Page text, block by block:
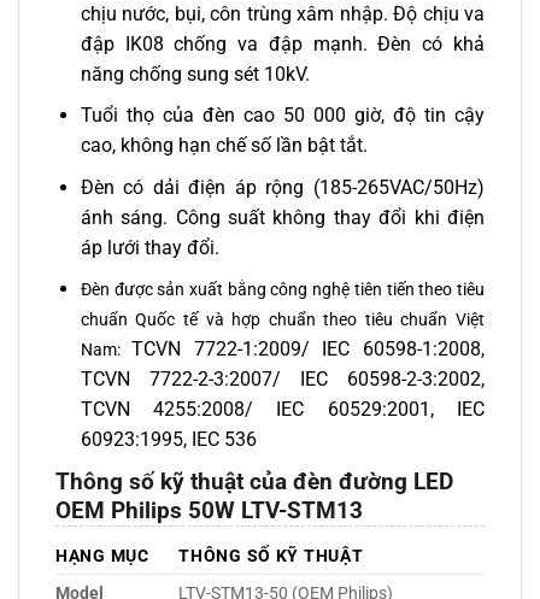
chịu nước, bụi, côn trùng xâm nhập. Độ chịu va
đập IK08 chống va đập mạnh. Đèn có khả
năng chống sung sét 10kV.
Tuổi thọ của đèn cao 50 000 giờ, độ tin cậy
cao, không hạn chế số lần bật tắt.
Đèn có dải điện áp rộng (185-265VAC/50Hz)
ánh sáng. Công suất không thay đổi khi điện
áp lưới thay đổi.
Đèn được sản xuất bằng công nghệ tiên tiến theo tiêu
chuẩn Quốc tế và hợp chuẩn theo tiêu chuẩn Việt
Nam:TCVN 7722-1:2009/ IEC 60598-1:2008,
TCVN 7722-2-3:2007/ IEC 60598-2-3:2002,
TCVN 4255:2008/ IEC 60529:2001, IEC
60923:1995, IEC 536
Thông số kỹ thuật của đèn đường LED
OEM Philips 50W LTV-STM13
HẠNG MỤC
THÔNG SỐ KỸ THUẬT
Model
LTV-STM13-50 (OEM Philips)